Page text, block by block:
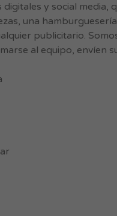
digitales y social
una
publicitario.
al equipo, envíen